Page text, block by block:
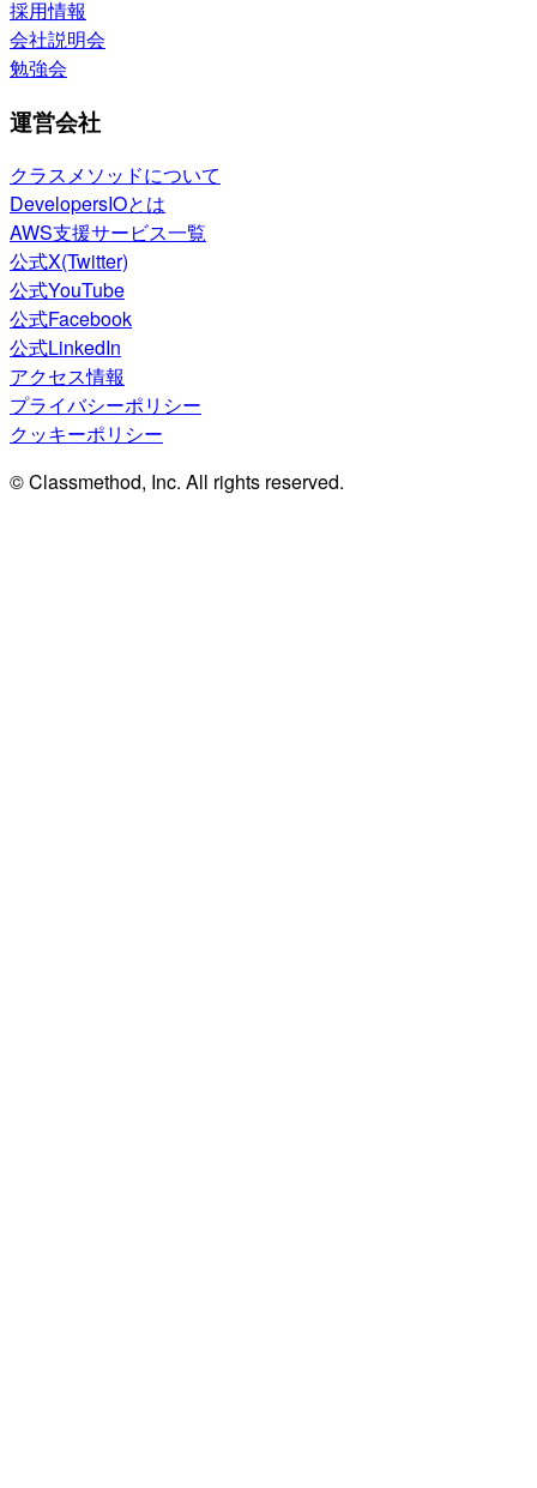
採用情報
会社説明会
勉強会
運営会社
クラスメソッドについて
DevelopersIOとは
AWS支援サービス一覧
公式X(Twitter)
公式YouTube
公式Facebook
公式LinkedIn
アクセス情報
プライバシーポリシー
クッキーポリシー
© Classmethod, Inc. All rights reserved.